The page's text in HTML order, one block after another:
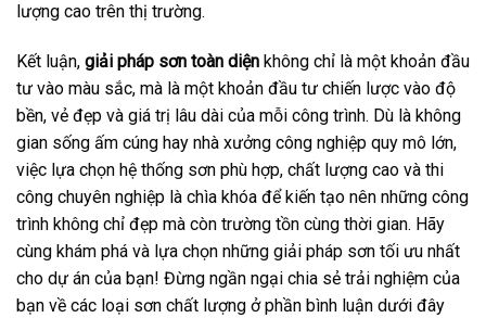
lượng cao trên thị trường.
Kết luận, giải pháp sơn toàn diện không chỉ là một khoản đầu
tư vào màu sắc, mà là một khoản đầu tư chiến lược vào độ
bền, vẻ đẹp và giá trị lâu dài của mỗi công trình. Dù là không
gian sống ấm cúng hay nhà xưởng công nghiệp quy mô lớn,
việc lựa chọn hệ thống sơn phù hợp, chất lượng cao và thi
công chuyên nghiệp là chìa khóa để kiến tạo nên những công
trình không chỉ đẹp mà còn trường tồn cùng thời gian. Hãy
cùng khám phá và lựa chọn những giải pháp sơn tối ưu nhất
cho dự án của bạn! Đừng ngần ngại chia sẻ trải nghiệm của
bạn về các loại sơn chất lượng ở phần bình luận dưới đây